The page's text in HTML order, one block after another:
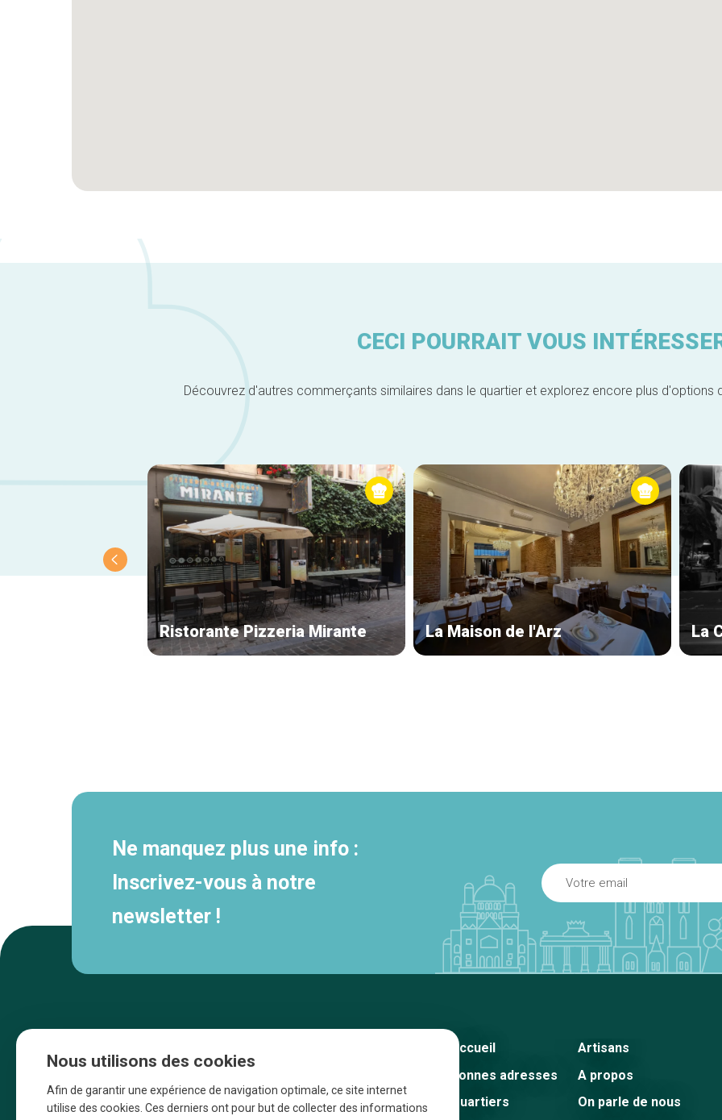
CECI POURRAIT VOUS
Découvrez d'autres commerçants similaires dans le quartier et explorez encore plus d'options
Ristorante Pizzeria Mirante La Maison de l'Arz La
Ne manquez plus une info :
Inscrivez-vous à notre
newsletter !
Accueil
Bonnes adresses
Quartiers
Artisans
A propos
On parle de nous
Nous utilisons des cookies
Afin de garantir une expérience de navigation optimale, ce site internet
utilise des cookies. Ces derniers ont pour but de collecter des informations